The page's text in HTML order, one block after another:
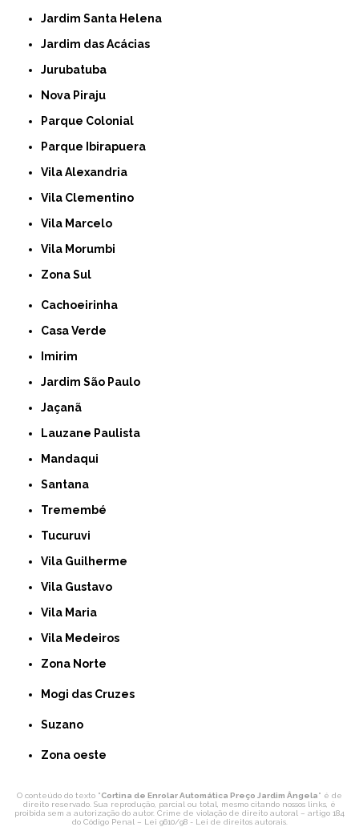
Jardim Santa Helena
Jardim das Acácias
Jurubatuba
Nova Piraju
Parque Colonial
Parque Ibirapuera
Vila Alexandria
Vila Clementino
Vila Marcelo
Vila Morumbi
Zona Sul
Cachoeirinha
Casa Verde
Imirim
Jardim São Paulo
Jaçanã
Lauzane Paulista
Mandaqui
Santana
Tremembé
Tucuruvi
Vila Guilherme
Vila Gustavo
Vila Maria
Vila Medeiros
Zona Norte
Mogi das Cruzes
Suzano
Zona oeste
O conteúdo do texto "Cortina de Enrolar Automática Preço Jardim Ângela" é de
direito reservado. Sua reprodução, parcial ou total, mesmo citando nossos links, é
proibida sem a autorização do autor. Crime de violação de direito autoral – artigo 184
do Código Penal – Lei 9610/98 - Lei de direitos autorais.